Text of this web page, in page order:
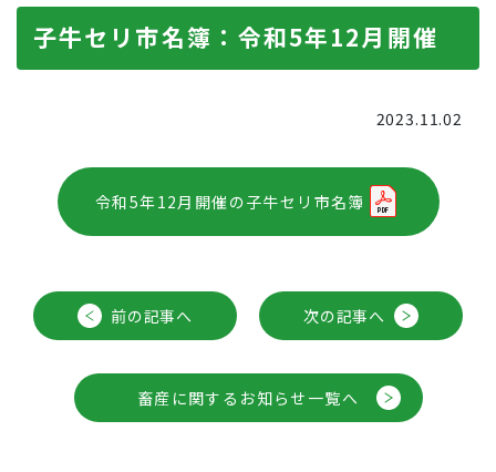
子牛セリ市名簿：令和5年12月開催
2023.11.02
令和5年12月開催の子牛セリ市名簿
前の記事へ 次の記事へ
畜産に関するお知らせ一覧へ